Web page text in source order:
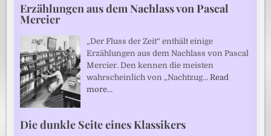
Erzählungen aus dem Nachlass von Pascal
Mercier
„Der Fluss der Zeit“ enthält einige
Erzählungen aus dem Nachlass von Pascal
Mercier. Den kennen die meisten
wahrscheinlich von „Nachtzug…Read
more…
Die dunkle Seite eines Klassikers